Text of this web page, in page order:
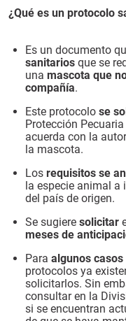
¿Qué es un protocolo
Es un documento
sanitarios que se
una mascota que
compañía.
Este protocolo se
Protección
acuerda con la
la mascota.
Los requisitos se
la especie animal a
del país de origen.
Se sugiere solicitar
meses de
Para algunos casos
protocolos ya
solicitarlos. Sin
consultar en la
si se encuentran